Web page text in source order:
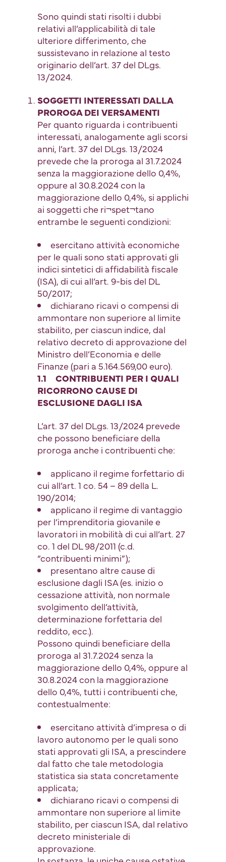
Sono quindi stati risolti i dubbi
relativi all’applicabilità di tale
ulteriore differimento, che
sussistevano in relazione al testo
originario dell’art. 37 del DLgs.
13/2024.
SOGGETTI INTERESSATI DALLA
PROROGA DEI VERSAMENTI
Per quanto riguarda i contribuenti
interessati, analogamente agli scorsi
anni, l’art. 37 del DLgs. 13/2024
prevede che la proroga al 31.7.2024
senza la maggiorazione dello 0,4%,
oppure al 30.8.2024 con la
maggiorazione dello 0,4%, si applichi
ai soggetti che ri¬spet¬tano
entrambe le seguenti condizioni:
esercitano attività economiche
per le quali sono stati approvati gli
indici sintetici di affidabilità fiscale
(ISA), di cui all’art. 9-bis del DL
50/2017;
dichiarano ricavi o compensi di
ammontare non superiore al limite
stabilito, per ciascun indice, dal
relativo decreto di approvazione del
Ministro dell’Economia e delle
Finanze (pari a 5.164.569,00 euro).
1.1 CONTRIBUENTI PER I QUALI
RICORRONO CAUSE DI
ESCLUSIONE DAGLI ISA
L’art. 37 del DLgs. 13/2024 prevede
che possono beneficiare della
proroga anche i contribuenti che:
applicano il regime forfettario di
cui all’art. 1 co. 54 – 89 della L.
190/2014;
applicano il regime di vantaggio
per l’imprenditoria giovanile e
lavoratori in mobilità di cui all’art. 27
co. 1 del DL 98/2011 (c.d.
“contribuenti minimi”);
presentano altre cause di
esclusione dagli ISA (es. inizio o
cessazione attività, non normale
svolgimento dell’attività,
determinazione forfettaria del
reddito, ecc.).
Possono quindi beneficiare della
proroga al 31.7.2024 senza la
maggiorazione dello 0,4%, oppure al
30.8.2024 con la maggiorazione
dello 0,4%, tutti i contribuenti che,
contestualmente:
esercitano attività d’impresa o di
lavoro autonomo per le quali sono
stati approvati gli ISA, a prescindere
dal fatto che tale metodologia
statistica sia stata concretamente
applicata;
dichiarano ricavi o compensi di
ammontare non superiore al limite
stabilito, per ciascun ISA, dal relativo
decreto ministeriale di
approvazione.